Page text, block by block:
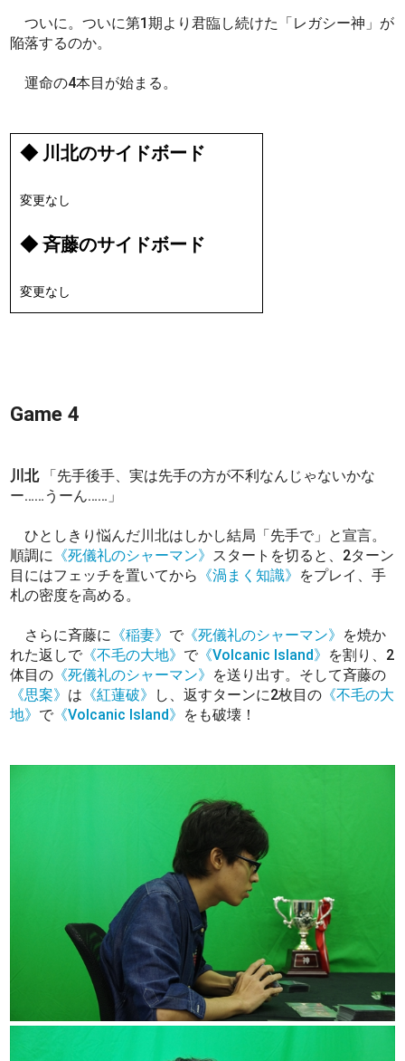
ついに。ついに第1期より君臨し続けた「レガシー神」が
陥落するのか。
運命の4本目が始まる。
◆ 川北のサイドボード
変更なし
◆ 斉藤のサイドボード
変更なし
Game 4
川北
「先手後手、実は先手の方が不利なんじゃないかな
ー……うーん……」
ひとしきり悩んだ川北はしかし結局「先手で」と宣言。
順調に 《死儀礼のシャーマン》 スタートを切ると、2ターン
目にはフェッチを置いてから 《渦まく知識》 をプレイ、手
札の密度を高める。
さらに斉藤に 《稲妻》 で 《死儀礼のシャーマン》 を焼か
れた返しで 《不毛の大地》 で 《Volcanic Island》 を割り、2
体目の 《死儀礼のシャーマン》 を送り出す。そして斉藤の
《思案》 は 《紅蓮破》 し、返すターンに2枚目の 《不毛の大
地》 で 《Volcanic Island》 をも破壊！